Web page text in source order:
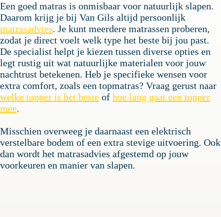
Een goed matras is onmisbaar voor natuurlijk slapen.
Daarom krijg je bij Van Gils altijd persoonlijk
matrasadvies. Je kunt meerdere matrassen proberen,
zodat je direct voelt welk type het beste bij jou past.
De specialist helpt je kiezen tussen diverse opties en
legt rustig uit wat natuurlijke materialen voor jouw
nachtrust betekenen. Heb je specifieke wensen voor
extra comfort, zoals een topmatras? Vraag gerust naar
welke topper is het beste of hoe lang gaat een topper
mee.
Misschien overweeg je daarnaast een elektrisch
verstelbare bodem of een extra stevige uitvoering. Ook
dan wordt het matrasadvies afgestemd op jouw
voorkeuren en manier van slapen.